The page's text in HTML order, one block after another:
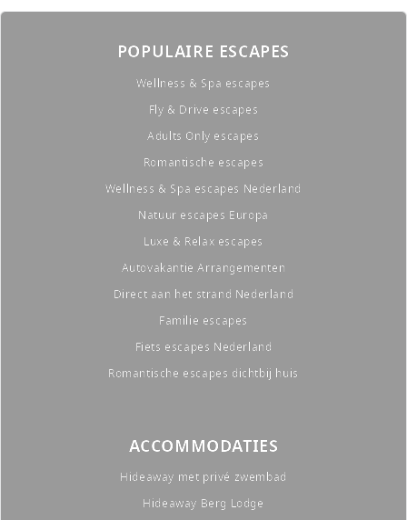
POPULAIRE ESCAPES
Wellness & Spa escapes
Fly & Drive escapes
Adults Only escapes
Romantische escapes
Wellness & Spa escapes Nederland
Natuur escapes Europa
Luxe & Relax escapes
Autovakantie Arrangementen
Direct aan het strand Nederland
Familie escapes
Fiets escapes Nederland
Romantische escapes dichtbij huis
ACCOMMODATIES
Hideaway met privé zwembad
Hideaway Berg Lodge